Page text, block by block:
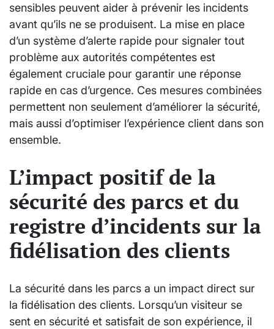
sensibles peuvent aider à prévenir les incidents
avant qu’ils ne se produisent. La mise en place
d’un système d’alerte rapide pour signaler tout
problème aux autorités compétentes est
également cruciale pour garantir une réponse
rapide en cas d’urgence. Ces mesures combinées
permettent non seulement d’améliorer la sécurité,
mais aussi d’optimiser l’expérience client dans son
ensemble.
L’impact positif de la
sécurité des parcs et du
registre d’incidents sur la
fidélisation des clients
La sécurité dans les parcs a un impact direct sur
la fidélisation des clients. Lorsqu’un visiteur se
sent en sécurité et satisfait de son expérience, il